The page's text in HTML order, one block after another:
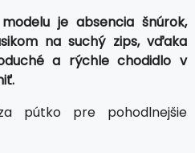
je absencia šnúrok,
na suchý zips, vďaka
a rýchle chodidlo v
pútko pre pohodlnejšie